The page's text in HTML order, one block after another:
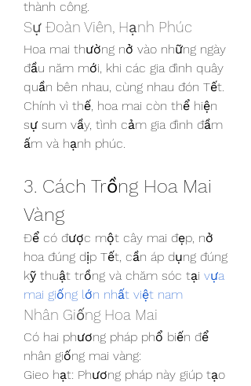
thành công.
Sự Đoàn Viên, Hạnh Phúc
Hoa mai thường nở vào những ngày
đầu năm mới, khi các gia đình quây
quần bên nhau, cùng nhau đón Tết.
Chính vì thế, hoa mai còn thể hiện
sự sum vầy, tình cảm gia đình đầm
ấm và hạnh phúc.
3. Cách Trồng Hoa Mai
Vàng
Để có được một cây mai đẹp, nở
hoa đúng dịp Tết, cần áp dụng đúng
kỹ thuật trồng và chăm sóc tại vựa
mai giống lớn nhất việt nam
Nhân Giống Hoa Mai
Có hai phương pháp phổ biến để
nhân giống mai vàng:
Gieo hạt: Phương pháp này giúp tạo